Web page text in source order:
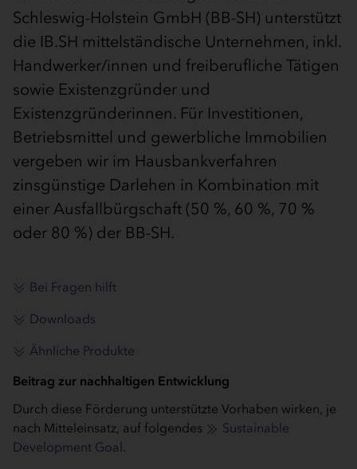
Schleswig-Holstein GmbH (BB-SH) unterstützt
die IB.SH mittelständische Unternehmen, inkl.
Handwerker/innen und freiberufliche Tätigen
sowie Existenzgründer und
Existenzgründerinnen. Für Investitionen,
Betriebsmittel und gewerbliche Immobilien
vergeben wir im Hausbankverfahren
zinsgünstige Darlehen in Kombination mit
einer Ausfallbürgschaft (50 %, 60 %, 70 %
oder 80 %) der BB-SH.
Bei Fragen hilft
Downloads
Ähnliche Produkte
Beitrag zur nachhaltigen Entwicklung
Durch diese Förderung unterstützte Vorhaben wirken, je
nach Mitteleinsatz, auf folgendes
Sustainable
Development Goal